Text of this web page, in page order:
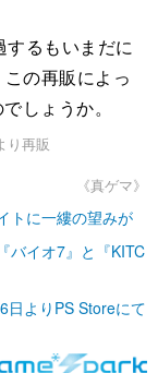
るもいまだに
の再販によっ
しょうか。
り再販
《真ゲマ》
トに一縷の望みが
バイオ7』と『KITC
日よりPS Storeにて